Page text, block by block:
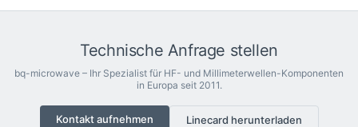
Technische Anfrage stellen
bq-microwave – Ihr Spezialist für HF- und Millimeterwellen-Komponenten
in Europa seit 2011.
Kontakt aufnehmen Linecard herunterladen